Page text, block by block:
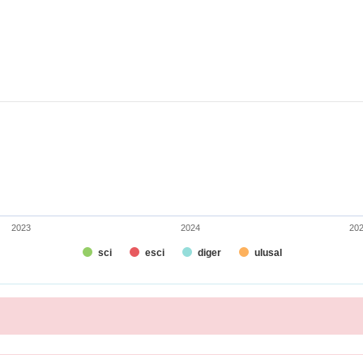
sci esci diger ulusal
2023 2024